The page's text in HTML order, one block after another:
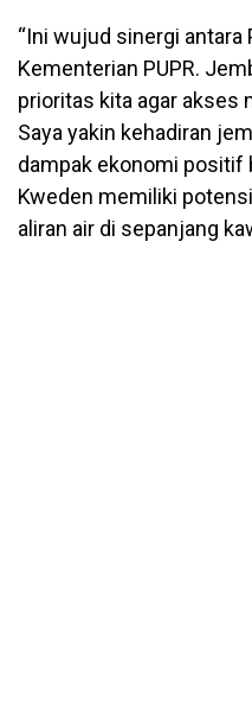
“Ini wujud sinergi antara
Kementerian PUPR.
prioritas kita agar akses
Saya yakin kehadiran
dampak ekonomi positif
Kweden memiliki
aliran air di sepanjang